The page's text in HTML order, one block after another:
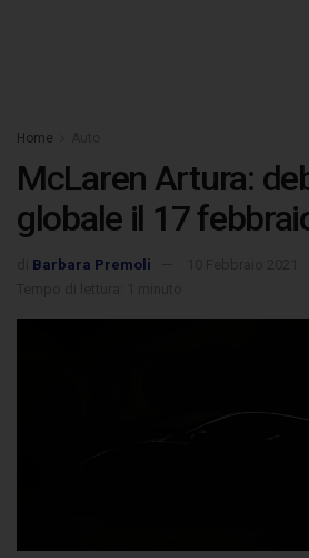
Home
McLaren Artura:
globale il 17
Barbara Premoli